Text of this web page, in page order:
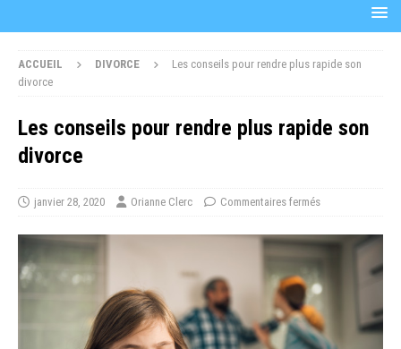
ACCUEIL DIVORCE
Les conseils pour rendre plus rapide son
divorce
Les conseils pour rendre plus rapide son
divorce
janvier 28, 2020 Orianne Clerc Commentaires fermés